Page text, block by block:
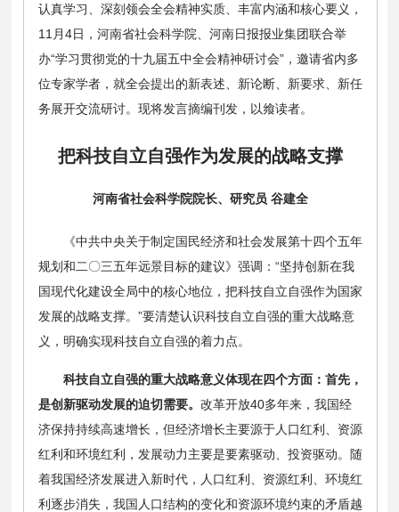
认真学习、深刻领会全会精神实质、丰富内涵和核心要义，
11月4日，河南省社会科学院、河南日报报业集团联合举
办“学习贯彻党的十九届五中全会精神研讨会”，邀请省内多
位专家学者，就全会提出的新表述、新论断、新要求、新任
务展开交流研讨。现将发言摘编刊发，以飨读者。
把科技自立自强作为发展的战略支撑
河南省社会科学院院长、研究员 谷建全
《中共中央关于制定国民经济和社会发展第十四个五年
规划和二〇三五年远景目标的建议》强调：“坚持创新在我
国现代化建设全局中的核心地位，把科技自立自强作为国家
发展的战略支撑。”要清楚认识科技自立自强的重大战略意
义，明确实现科技自立自强的着力点。
科技自立自强的重大战略意义体现在四个方面：首先，
是创新驱动发展的迫切需要。 改革开放40多年来，我国经
济保持持续高速增长，但经济增长主要源于人口红利、资源
红利和环境红利，发展动力主要是要素驱动、投资驱动。随
着我国经济发展进入新时代，人口红利、资源红利、环境红
利逐步消失，我国人口结构的变化和资源环境约束的矛盾越